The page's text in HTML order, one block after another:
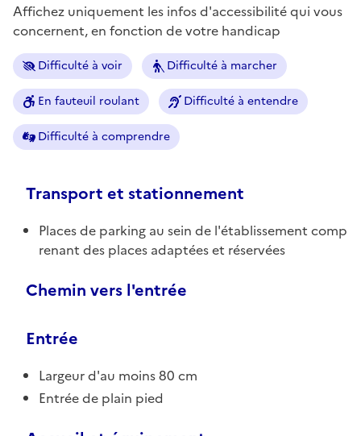
Affichez uniquement les infos d'accessibilité qui vous
concernent, en fonction de votre handicap
Difficulté à voir Difficulté à marcher
En fauteuil roulant Difficulté à entendre
Difficulté à comprendre
Transport et stationnement
Places de parking au sein de l'établissement comp
renant des places adaptées et réservées
Chemin vers l'entrée
Entrée
Largeur d'au moins 80 cm
Entrée de plain pied